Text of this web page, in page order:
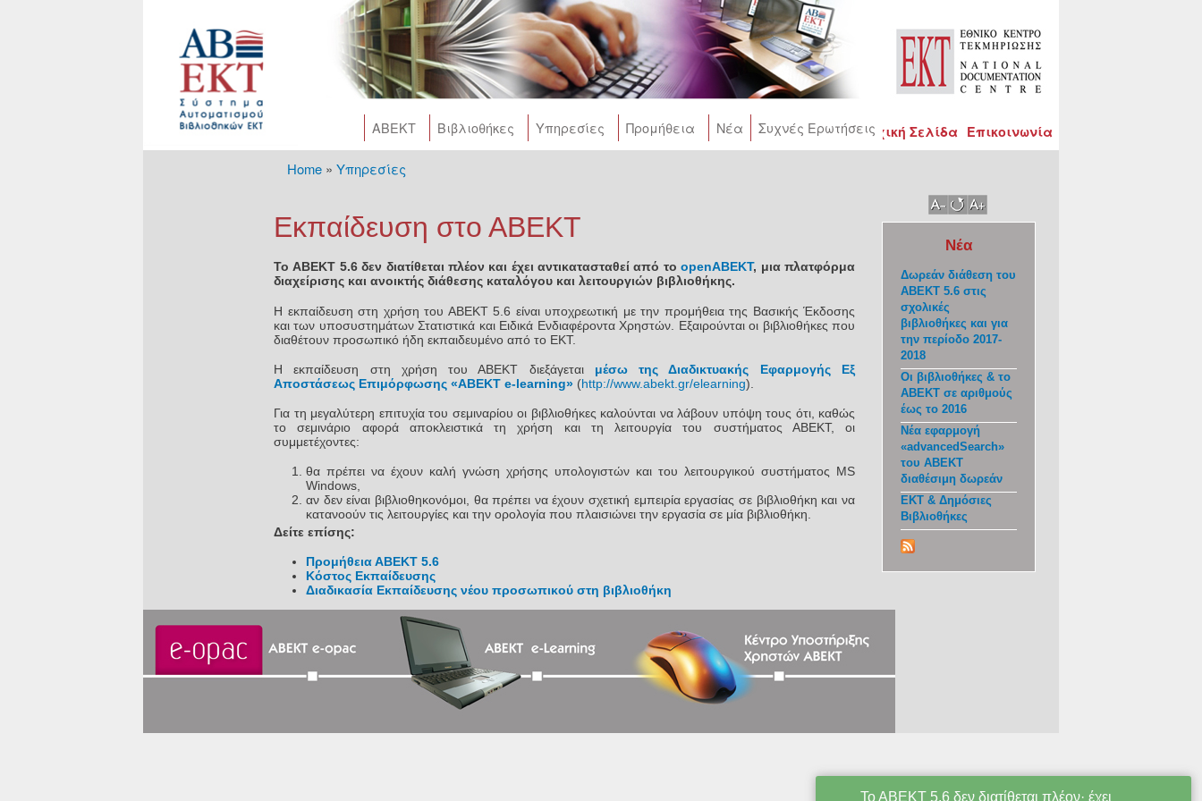
Skip to
main
content
AΒΕΚΤ Βιβλιοθήκες Υπηρεσίες Προμήθεια Νέα Συχνές ΕρωτήσειςΑρχική Σελίδα Επικοινωνία
Home » Υπηρεσίες
Εκπαίδευση στο ΑΒΕΚΤ
To ΑΒΕΚΤ 5.6 δεν διατίθεται πλέον και έχει αντικατασταθεί από τοopenABEKT, μια πλατφόρμα
διαχείρισης και ανοικτής διάθεσης καταλόγου και λειτουργιών βιβλιοθήκης.
Η εκπαίδευση στη χρήση του ΑΒΕΚΤ 5.6 είναι υποχρεωτική με την προμήθεια της Βασικής Έκδοσης
και των υποσυστημάτων Στατιστικά και Ειδικά Ενδιαφέροντα Χρηστών. Εξαιρούνται οι βιβλιοθήκες που
διαθέτουν προσωπικό ήδη εκπαιδευμένο από το ΕΚΤ.
Η εκπαίδευση στη χρήση του ΑΒΕΚΤ διεξάγεται μέσω της Διαδικτυακής Εφαρμογής Εξ
Αποστάσεως Επιμόρφωσης «ABEKT e-learning» (http://www.abekt.gr/elearning).
Για τη μεγαλύτερη επιτυχία του σεμιναρίου οι βιβλιοθήκες καλούνται να λάβουν υπόψη τους ότι, καθώς
το σεμινάριο αφορά αποκλειστικά τη χρήση και τη λειτουργία του συστήματος ΑΒΕΚΤ, οι
συμμετέχοντες:
θα πρέπει να έχουν καλή γνώση χρήσης υπολογιστών και του λειτουργικού συστήματος MS
Windows,
αν δεν είναι βιβλιοθηκονόμοι, θα πρέπει να έχουν σχετική εμπειρία εργασίας σε βιβλιοθήκη και να
κατανοούν τις λειτουργίες και την ορολογία που πλαισιώνει την εργασία σε μία βιβλιοθήκη.
Δείτε επίσης:
Προμήθεια ΑΒΕΚΤ 5.6
Κόστος Εκπαίδευσης
Διαδικασία Εκπαίδευσης νέου προσωπικού στη βιβλιοθήκη
Νέα
Δωρεάν διάθεση του
ΑΒΕΚΤ 5.6 στις
σχολικές
βιβλιοθήκες και για
την περίοδο 2017-
2018
Οι βιβλιοθήκες & το
ΑΒΕΚΤ σε αριθμούς
έως το 2016
Νέα εφαρμογή
«advancedSearch»
του ΑΒΕΚΤ
διαθέσιμη δωρεάν
ΕΚΤ & Δημόσιες
Βιβλιοθήκες
Το ΑΒΕΚΤ 5.6 δεν διατίθεται πλέον· έχει